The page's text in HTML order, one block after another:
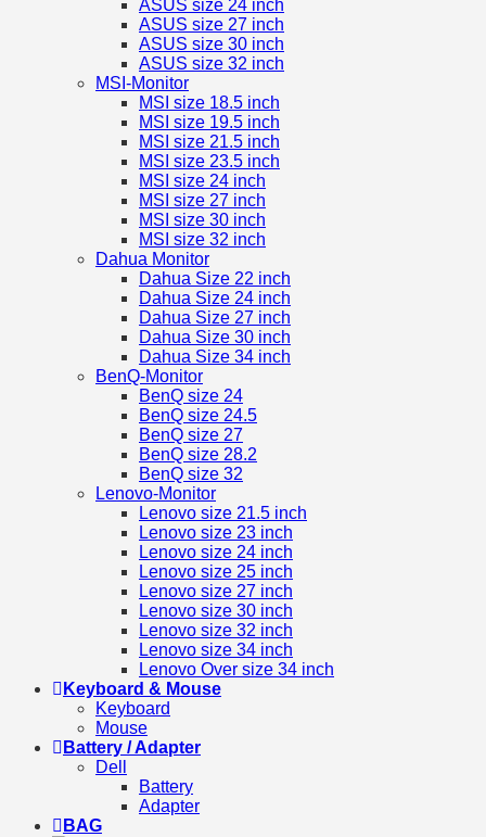
ASUS size 24 inch
ASUS size 27 inch
ASUS size 30 inch
ASUS size 32 inch
MSI-Monitor
MSI size 18.5 inch
MSI size 19.5 inch
MSI size 21.5 inch
MSI size 23.5 inch
MSI size 24 inch
MSI size 27 inch
MSI size 30 inch
MSI size 32 inch
Dahua Monitor
Dahua Size 22 inch
Dahua Size 24 inch
Dahua Size 27 inch
Dahua Size 30 inch
Dahua Size 34 inch
BenQ-Monitor
BenQ size 24
BenQ size 24.5
BenQ size 27
BenQ size 28.2
BenQ size 32
Lenovo-Monitor
Lenovo size 21.5 inch
Lenovo size 23 inch
Lenovo size 24 inch
Lenovo size 25 inch
Lenovo size 27 inch
Lenovo size 30 inch
Lenovo size 32 inch
Lenovo size 34 inch
Lenovo Over size 34 inch
Keyboard & Mouse
Keyboard
Mouse
Battery / Adapter
Dell
Battery
Adapter
BAG